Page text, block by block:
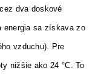
dva doskové
energia sa získava zo
vzduchu). Pre
nižšie ako 24 °C. To